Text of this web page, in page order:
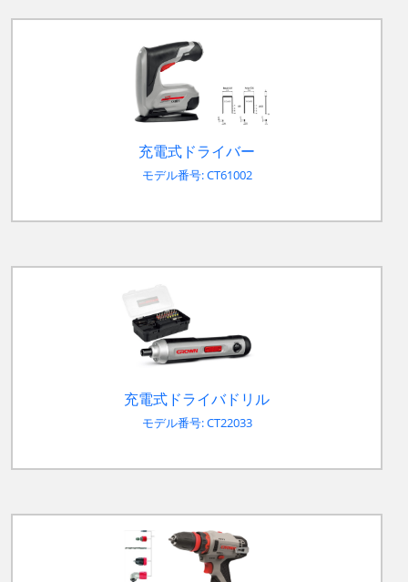
充電式ドライバー
モデル番号: CT61002
充電式ドライバドリル
モデル番号: CT22033